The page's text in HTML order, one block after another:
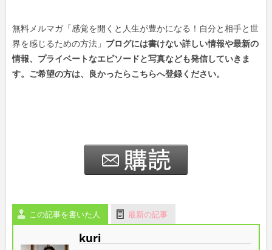
無料メルマガ「感覚を開くと人生が豊かになる！自分と相手と世
界を感じるための方法」 ブログには書けない詳しい情報や最新の
情報、プライベートなエピソードと写真なども発信していきま
す。ご希望の方は、良かったらこちらへ登録ください。
この記事を書いた人 最新の記事
kuri